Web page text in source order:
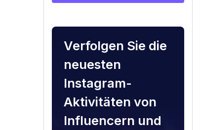
Verfolgen Sie die
neuesten
Instagram-
Aktivitäten von
Influencern und